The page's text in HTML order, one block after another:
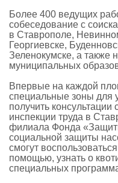
Более 400 ведущих
собеседование с
в Ставрополе,
Георгиевске,
Зеленокумске, а также
муниципальных
Впервые на каждой
специальные зоны для
получить консультации
инспекции труда в
филиала Фонда
социальной защиты
смогут
помощью, узнать о
специальных